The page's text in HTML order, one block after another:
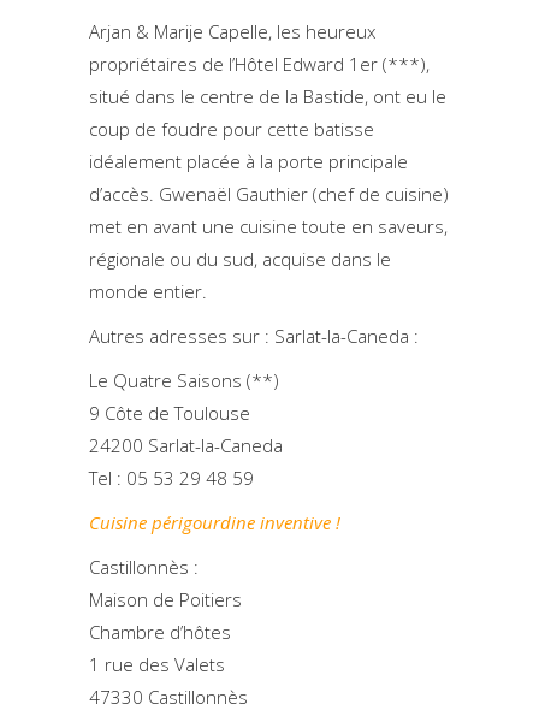
Arjan & Marije Capelle, les heureux
propriétaires de l’Hôtel Edward 1er (***),
situé dans le centre de la Bastide, ont eu le
coup de foudre pour cette batisse
idéalement placée à la porte principale
d’accès. Gwenaël Gauthier (chef de cuisine)
met en avant une cuisine toute en saveurs,
régionale ou du sud, acquise dans le
monde entier.
Autres adresses sur : Sarlat-la-Caneda :
Le Quatre Saisons (**)
9 Côte de Toulouse
24200 Sarlat-la-Caneda
Tel : 05 53 29 48 59
Cuisine périgourdine inventive !
Castillonnès :
Maison de Poitiers
Chambre d’hôtes
1 rue des Valets
47330 Castillonnès